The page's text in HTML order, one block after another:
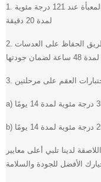
1. التعقيم: تقوم أجهزتنا بتعقيم العدسات اللاصقة المعبأة عند 121 درجة مئوية
لمدة 20 دقيقة
2. الاختبار البيولوجي: نجري اختبارات بيولوجية عن طريق الحفاظ على العدسات
لدينا تلبي أعلى معايير